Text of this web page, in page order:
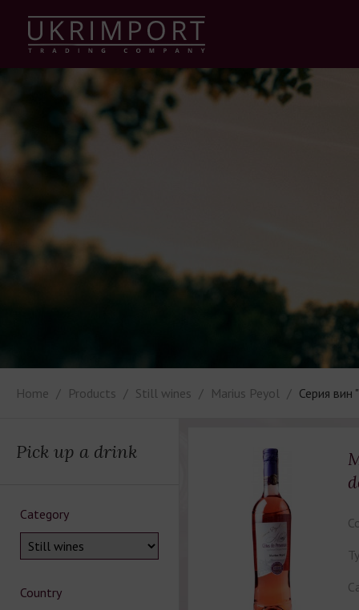
Home Products Still wines Marius Peyol Серия вин
Pick up a drink
Category
Country